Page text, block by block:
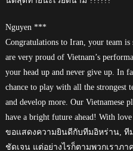
Nguyen ***
Congratulations to Iran, your team
are very proud of Vietnam’s
your head up and never give up. In
chance to play with all the strongest
and develop more. Our Vietnamese
have a bright future ahead! With
ขอแสดงความยินดีกับทีมอิหร่าน, ที
ชัดเจน แต่อย่างไรก็ตามพวกเราภ